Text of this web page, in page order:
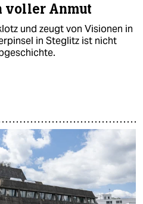
voller Anmut
und zeugt von Visionen in
in StegIitz ist nicht